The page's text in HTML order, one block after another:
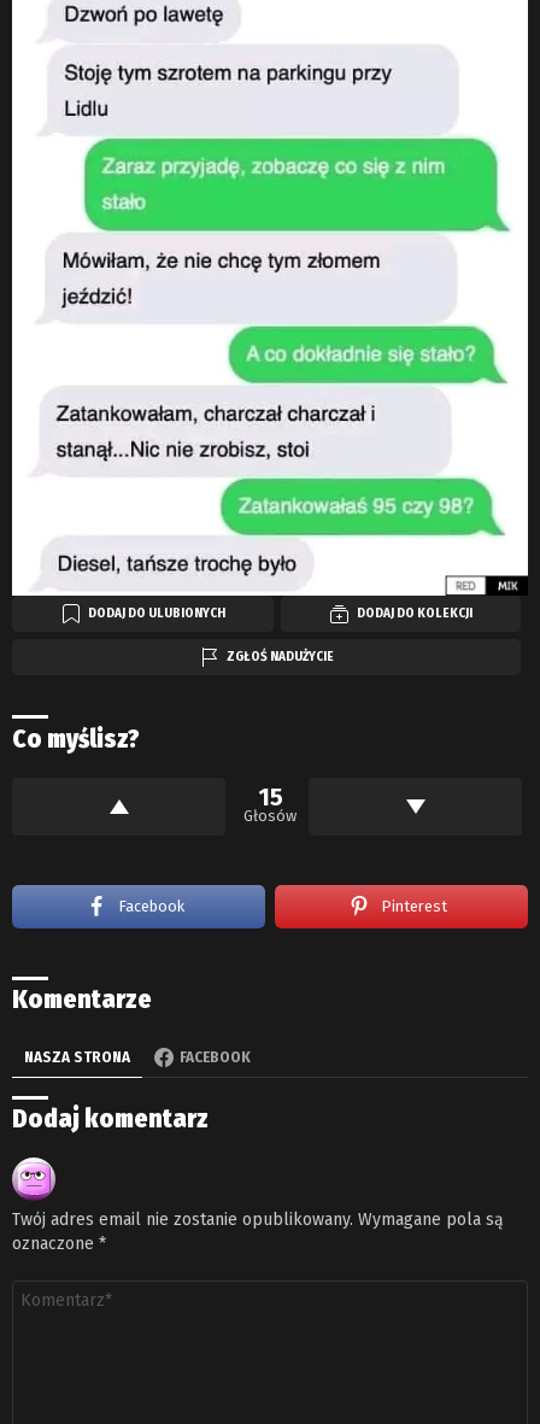
DODAJ DO ULUBIONYCH DODAJ DO KOLEKCJI
ZGŁOŚ NADUŻYCIE
Co myślisz?
15
Głosów
Facebook Pinterest
Komentarze
NASZA STRONA FACEBOOK
Dodaj komentarz
Twój adres email nie zostanie opublikowany. Wymagane pola są
oznaczone *
Komentarz